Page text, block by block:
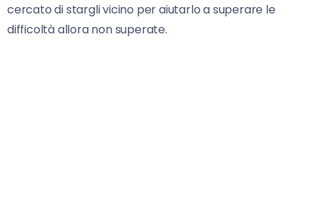
cercato di stargli vicino per aiutarlo a superare le
difficoltà allora non superate.